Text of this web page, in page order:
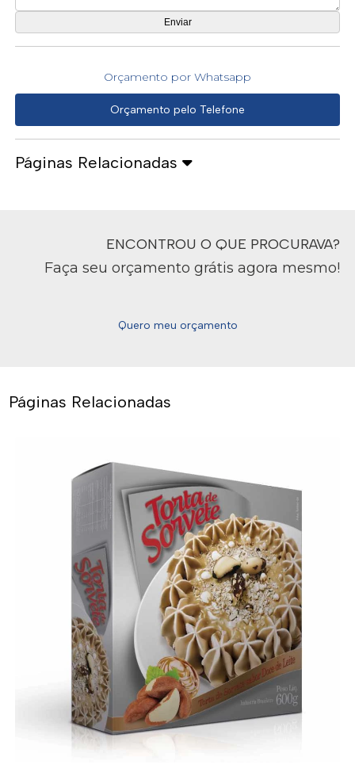
Orçamento por Whatsapp
Orçamento pelo Telefone
Páginas Relacionadas
ENCONTROU O QUE PROCURAVA?
Faça seu orçamento grátis agora mesmo!
Quero meu orçamento
Páginas Relacionadas